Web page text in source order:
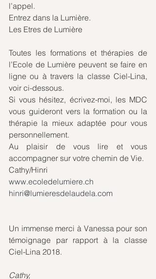
l’appel.
Entrez dans la Lumière.
Les Etres de Lumière
Toutes les formations et thérapies de
l’Ecole de Lumière peuvent se faire en
ligne ou à travers la classe Ciel-Lina,
voir ci-dessous.
Si vous hésitez, écrivez-moi, les MDC
vous guideront vers la formation ou la
thérapie la mieux adaptée pour vous
personnellement.
Au plaisir de vous lire et vous
accompagner sur votre chemin de Vie.
Cathy/Hinri
www.ecoledelumiere.ch
hinri@lumieresdelaudela.com
Un immense merci à Vanessa pour son
témoignage par rapport à la classe
Ciel-Lina 2018.
Cathy,